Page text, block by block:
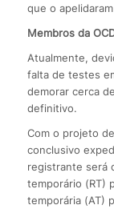
que o apelidaram
Membros da
Atualmente,
falta de testes
demorar cerca
definitivo.
Com o projeto
conclusivo
registrante será
temporário (RT)
temporária (AT)